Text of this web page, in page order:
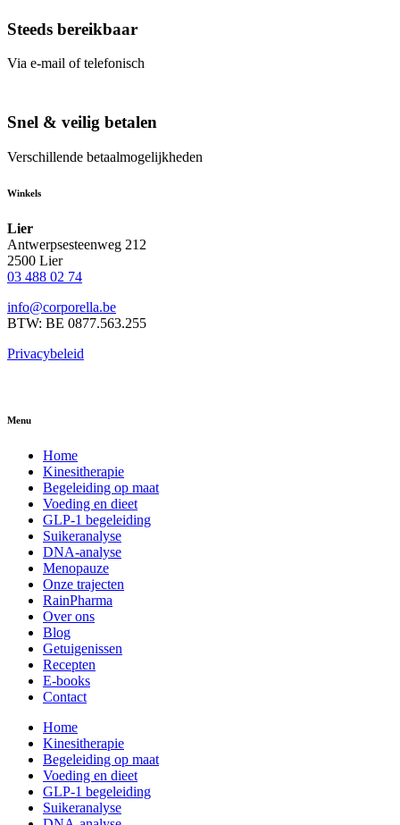
Steeds bereikbaar
Via e-mail of telefonisch
Snel & veilig betalen
Verschillende betaalmogelijkheden
Winkels
Lier
Antwerpsesteenweg 212
2500 Lier
03 488 02 74
info@corporella.be
BTW: BE 0877.563.255
Privacybeleid
Menu
Home
Kinesitherapie
Begeleiding op maat
Voeding en dieet
GLP-1 begeleiding
Suikeranalyse
DNA-analyse
Menopauze
Onze trajecten
RainPharma
Over ons
Blog
Getuigenissen
Recepten
E-books
Contact
Home
Kinesitherapie
Begeleiding op maat
Voeding en dieet
GLP-1 begeleiding
Suikeranalyse